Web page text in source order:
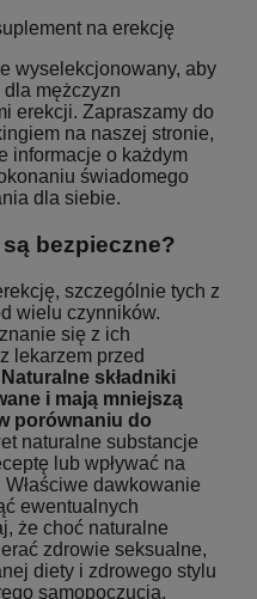
na erekcję
wyselekcjonowany, aby
mężczyzn
erekcji. Zapraszamy do
na naszej stronie,
informacje o każdym
świadomego
dla siebie.
bezpieczne?
szczególnie tych z
wielu czynników.
się z ich
lekarzem przed
Naturalne składniki
i mają mniejszą
porównaniu do
naturalne substancje
lub wpływać na
dawkowanie
ewentualnych
że choć naturalne
zdrowie seksualne,
diety i zdrowego stylu
samopoczucia.